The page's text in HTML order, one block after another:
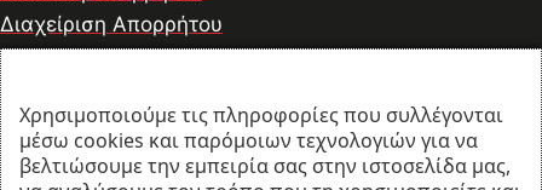
Διαχείριση Απορρήτου
© 2026 thesharpcook.com | Design & Hosting by
w3specialists.com
Χρησιμοποιούμε τις πληροφορίες που συλλέγονται
μέσω cookies και παρόμοιων τεχνολογιών για να
βελτιώσουμε την εμπειρία σας στην ιστοσελίδα μας,